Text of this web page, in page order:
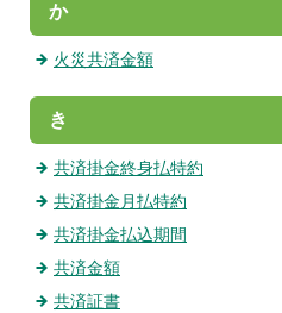
か
火災共済金額
き
共済掛金終身払特約
共済掛金月払特約
共済掛金払込期間
共済金額
共済証書